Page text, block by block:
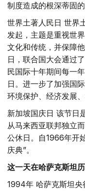
制度造成的根深蒂固
世界土著人民日 世界
发起，主题是重视世
文化和传统，并保障
日，联合国大会通过
民国际十年期间每一
日。进一步了加强国
环境保护、经济发展
新加坡国庆日 该节日
从马来西亚联邦独立
公休日。自1966年开
庆典”。
这一天在哈萨克斯坦历
1994年 哈萨克斯坦央